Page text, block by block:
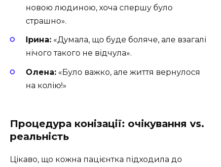
новою людиною, хоча спершу було
страшно».
Ірина: «Думала, що буде боляче, але взагалі
нічого такого не відчула».
Олена: «Було важко, але життя вернулося
на колію!»
Процедура конізації: очікування vs.
реальність
Цікаво, що кожна пацієнтка підходила до